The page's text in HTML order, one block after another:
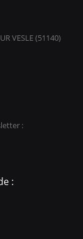
VESLE (51140)
:
: